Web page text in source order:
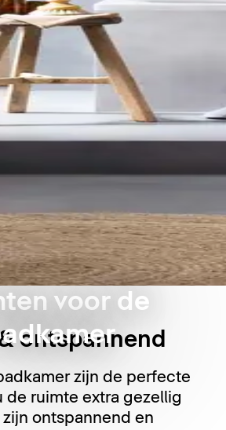
voor de
ontspannend
zijn de perfecte
de ruimte extra gezellig
ontspannend en